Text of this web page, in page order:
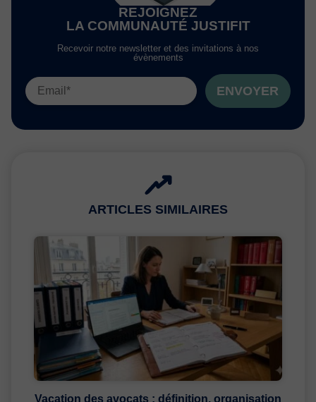
REJOIGNEZ
LA COMMUNAUTÉ JUSTIFIT
Recevoir notre newsletter et des invitations à nos
évènements
ENVOYER
ARTICLES SIMILAIRES
Vacation des avocats : définition, organisation